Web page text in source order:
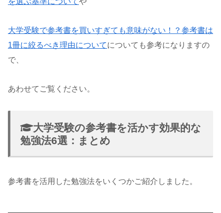
大学受験で参考書を買いすぎても意味がない！？参考書は
1冊に絞るべき理由についてについても参考になりますの
で、
あわせてご覧ください。
大学受験の参考書を活かす効果的な
勉強法6選：まとめ
参考書を活用した勉強法をいくつかご紹介しました。